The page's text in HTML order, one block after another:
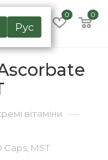
Рус
0 0
вітаміни —
MST